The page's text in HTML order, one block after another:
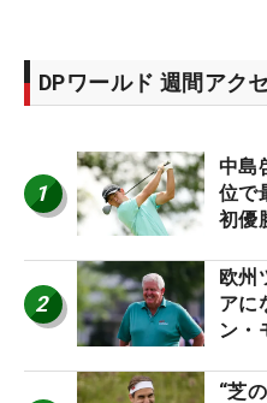
DPワールド 週間アク
1
中島
位で
初優
2
欧州
アに
ン・
“芝